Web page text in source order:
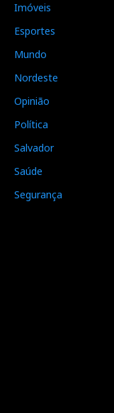
Imóveis
Esportes
Mundo
Nordeste
Opinião
Política
Salvador
Saúde
Segurança